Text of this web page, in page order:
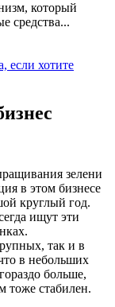
который
средства...
если хотите
зелени
в этом бизнесе
круглый год.
ищут эти
так и в
в небольших
больше,
тоже стабилен.